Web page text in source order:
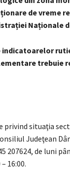
de vreme
Naționale
trebuie
privind situaţia
Judeţean
207624, de luni
16:00.